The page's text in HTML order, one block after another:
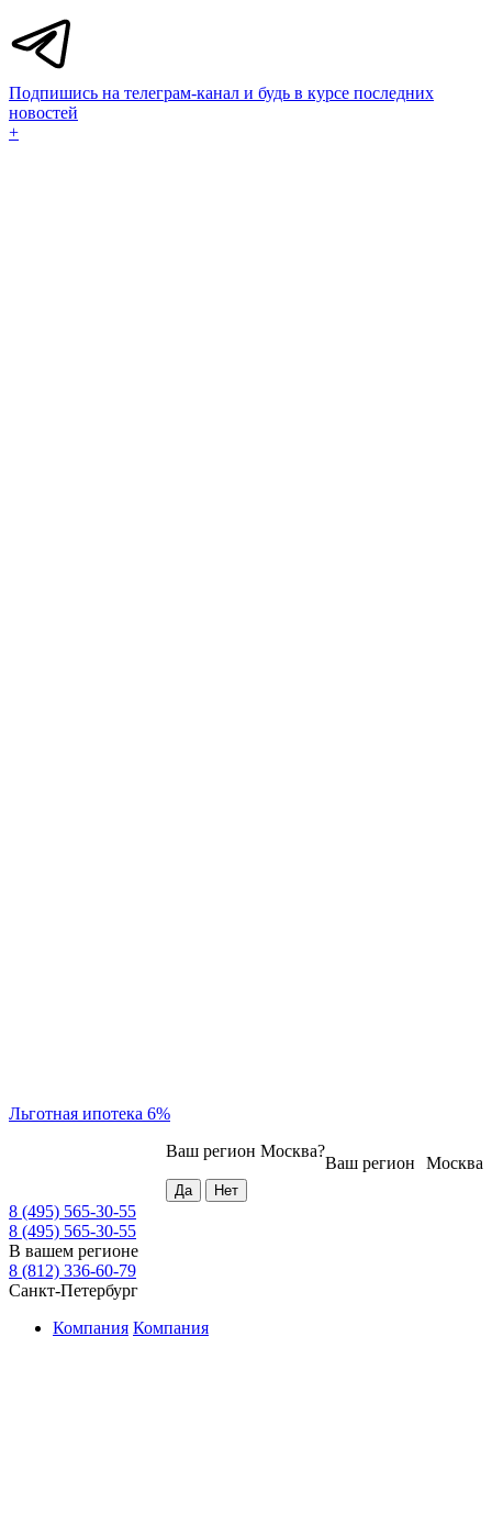
Подпишись на телеграм-канал и будь в курсе последних
новостей
+
Льготная ипотека 6%
Москва
Ваш регион
Ваш регион Москва?
8 (495) 565-30-55
8 (495) 565-30-55
В вашем регионе
8 (812) 336-60-79
Санкт-Петербург
Компания Компания